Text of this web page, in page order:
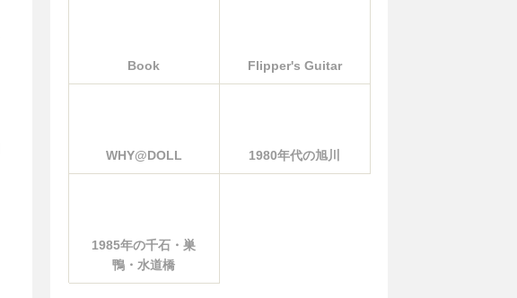
Book Flipper's Guitar
WHY@DOLL 1980年代の旭川
1985年の千石・巣
鴨・水道橋